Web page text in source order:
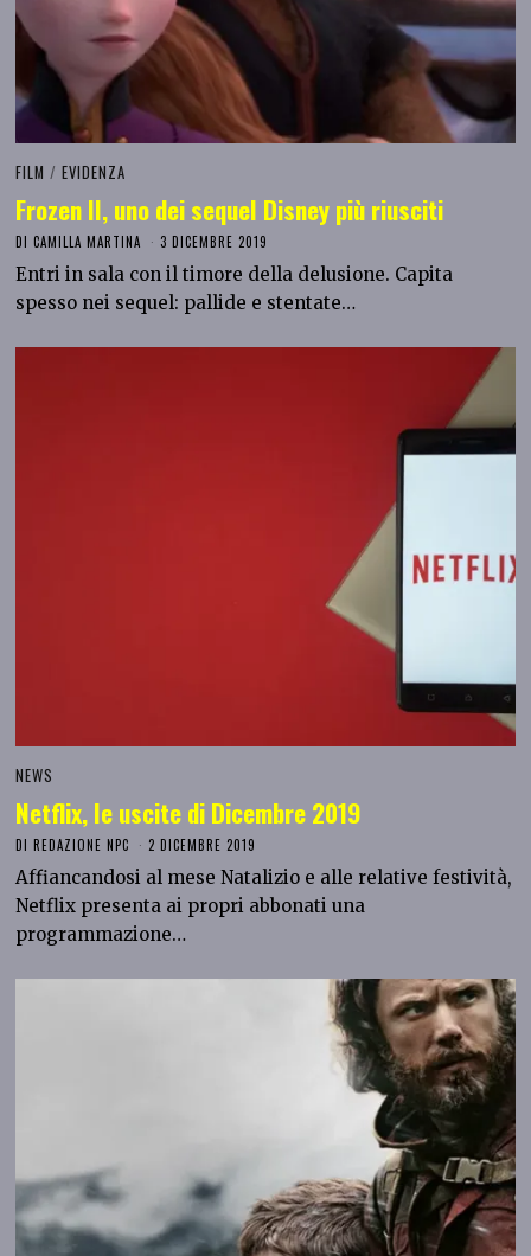
FILM / EVIDENZA
Frozen II, uno dei sequel Disney più riusciti
DICAMILLA MARTINA 3 DICEMBRE 2019
Entri in sala con il timore della delusione. Capita
spesso nei sequel: pallide e stentate…
NEWS
Netflix, le uscite di Dicembre 2019
DIREDAZIONE NPC 2 DICEMBRE 2019
Affiancandosi al mese Natalizio e alle relative festività,
Netflix presenta ai propri abbonati una
programmazione…